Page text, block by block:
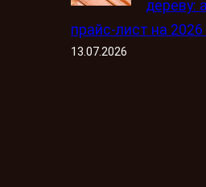
дереву:
прайс-лист на 2026
13.07.2026